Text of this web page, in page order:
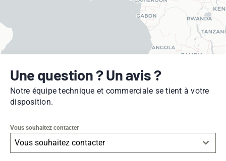
Une question ? Un avis ?
Notre équipe technique et commerciale se tient à votre
disposition.
Vous souhaitez contacter
Vous souhaitez contacter